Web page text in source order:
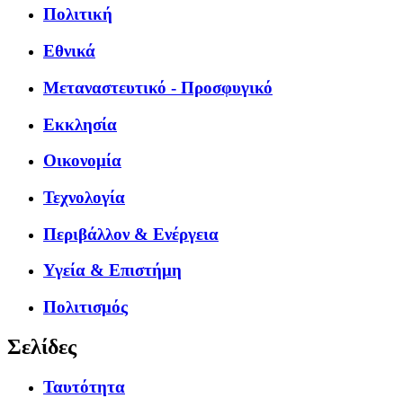
Πολιτική
Εθνικά
Μεταναστευτικό - Προσφυγικό
Εκκλησία
Οικονομία
Τεχνολογία
Περιβάλλον & Ενέργεια
Υγεία & Επιστήμη
Πολιτισμός
Σελίδες
Ταυτότητα